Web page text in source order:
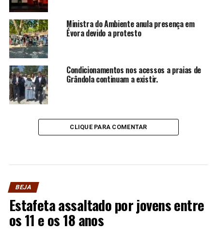
Ministra do Ambiente anula presença em
Évora devido a protesto
Condicionamentos nos acessos a praias de
Grândola continuam a existir.
CLIQUE PARA COMENTAR
BEJA
Estafeta assaltado por jovens entre
os 11 e os 18 anos